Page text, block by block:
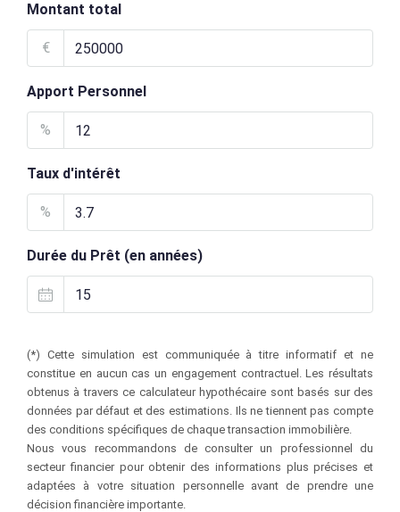
Montant total
€
Apport Personnel
%
Taux d'intérêt
%
Durée du Prêt (en années)
(*) Cette simulation est communiquée à titre informatif et ne
constitue en aucun cas un engagement contractuel. Les résultats
obtenus à travers ce calculateur hypothécaire sont basés sur des
données par défaut et des estimations. Ils ne tiennent pas compte
des conditions spécifiques de chaque transaction immobilière.
Nous vous recommandons de consulter un professionnel du
secteur financier pour obtenir des informations plus précises et
adaptées à votre situation personnelle avant de prendre une
décision financière importante.